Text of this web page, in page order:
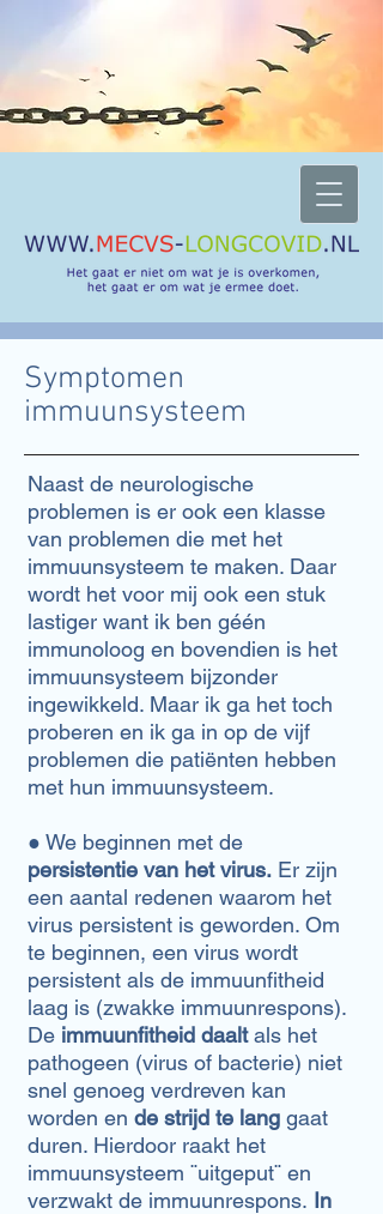
Symptomen
immuunsysteem
Naast de neurologische
problemen is er ook een klasse
van problemen die met het
immuunsysteem te maken. Daar
wordt het voor mij ook een stuk
lastiger want ik ben géén
immunoloog en bovendien is het
immuunsysteem bijzonder
ingewikkeld. Maar ik ga het toch
proberen en ik ga in op de vijf
problemen die patiënten hebben
met hun immuunsysteem.
● We beginnen met de
persistentie van het virus. Er zijn
een aantal redenen waarom het
virus persistent is geworden. Om
te beginnen, een virus wordt
persistent als de immuunfitheid
laag is (zwakke immuunrespons).
De immuunfitheid daaltals het
pathogeen (virus of bacterie) niet
snel genoeg verdreven kan
worden en de strijd te lang gaat
duren. Hierdoor raakt het
immuunsysteem ¨uitgeput¨ en
verzwakt de immuunrespons. In